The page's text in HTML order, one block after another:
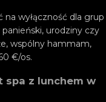
na wyłączność dla grup
urodziny czy
wspólny hammam,
€/os.
spa z lunchem w